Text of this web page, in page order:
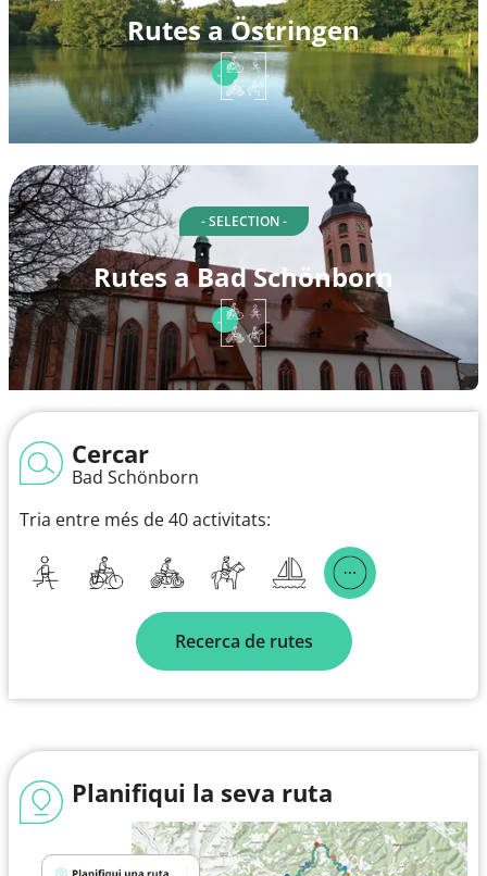
Rutes a Östringen
- SELECTION -
Rutes a Bad Schönborn
Cercar
Bad Schönborn
Tria entre més de 40 activitats:
Recerca de rutes
Planifiqui la seva ruta